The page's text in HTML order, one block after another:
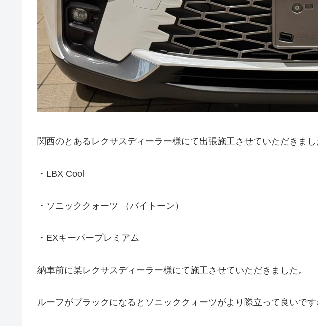
関西のとあるレクサスディーラー様にて出張施工させていただきまし
・LBX Cool
・ソニッククォーツ （バイトーン）
・EXキーパープレミアム
納車前に某レクサスディーラー様にて施工させていただきました。
ルーフがブラックになるとソニッククォーツがより際立って良いです